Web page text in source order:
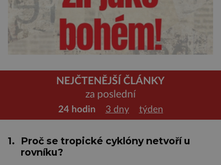
NEJČTENĚJŠÍ ČLÁNKY
za poslední
24 hodin 3 dny týden
1.
Proč se tropické cyklóny netvoří u
rovníku?